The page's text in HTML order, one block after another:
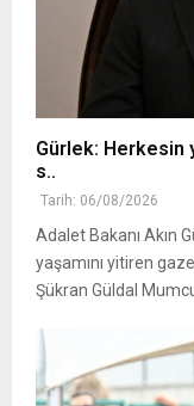
Gürlek: Herkesin
s..
Tarih: 06/08/2026
Adalet Bakanı Akın
yaşamını yitiren
Şükran Güldal